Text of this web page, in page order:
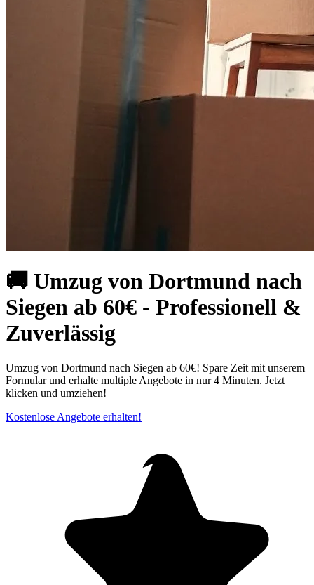
🚚 Umzug von Dortmund nach
Siegen ab 60€ - Professionell &
Zuverlässig
Umzug von Dortmund nach Siegen ab 60€! Spare Zeit mit unserem
Formular und erhalte multiple Angebote in nur 4 Minuten. Jetzt
klicken und umziehen!
Kostenlose Angebote erhalten!